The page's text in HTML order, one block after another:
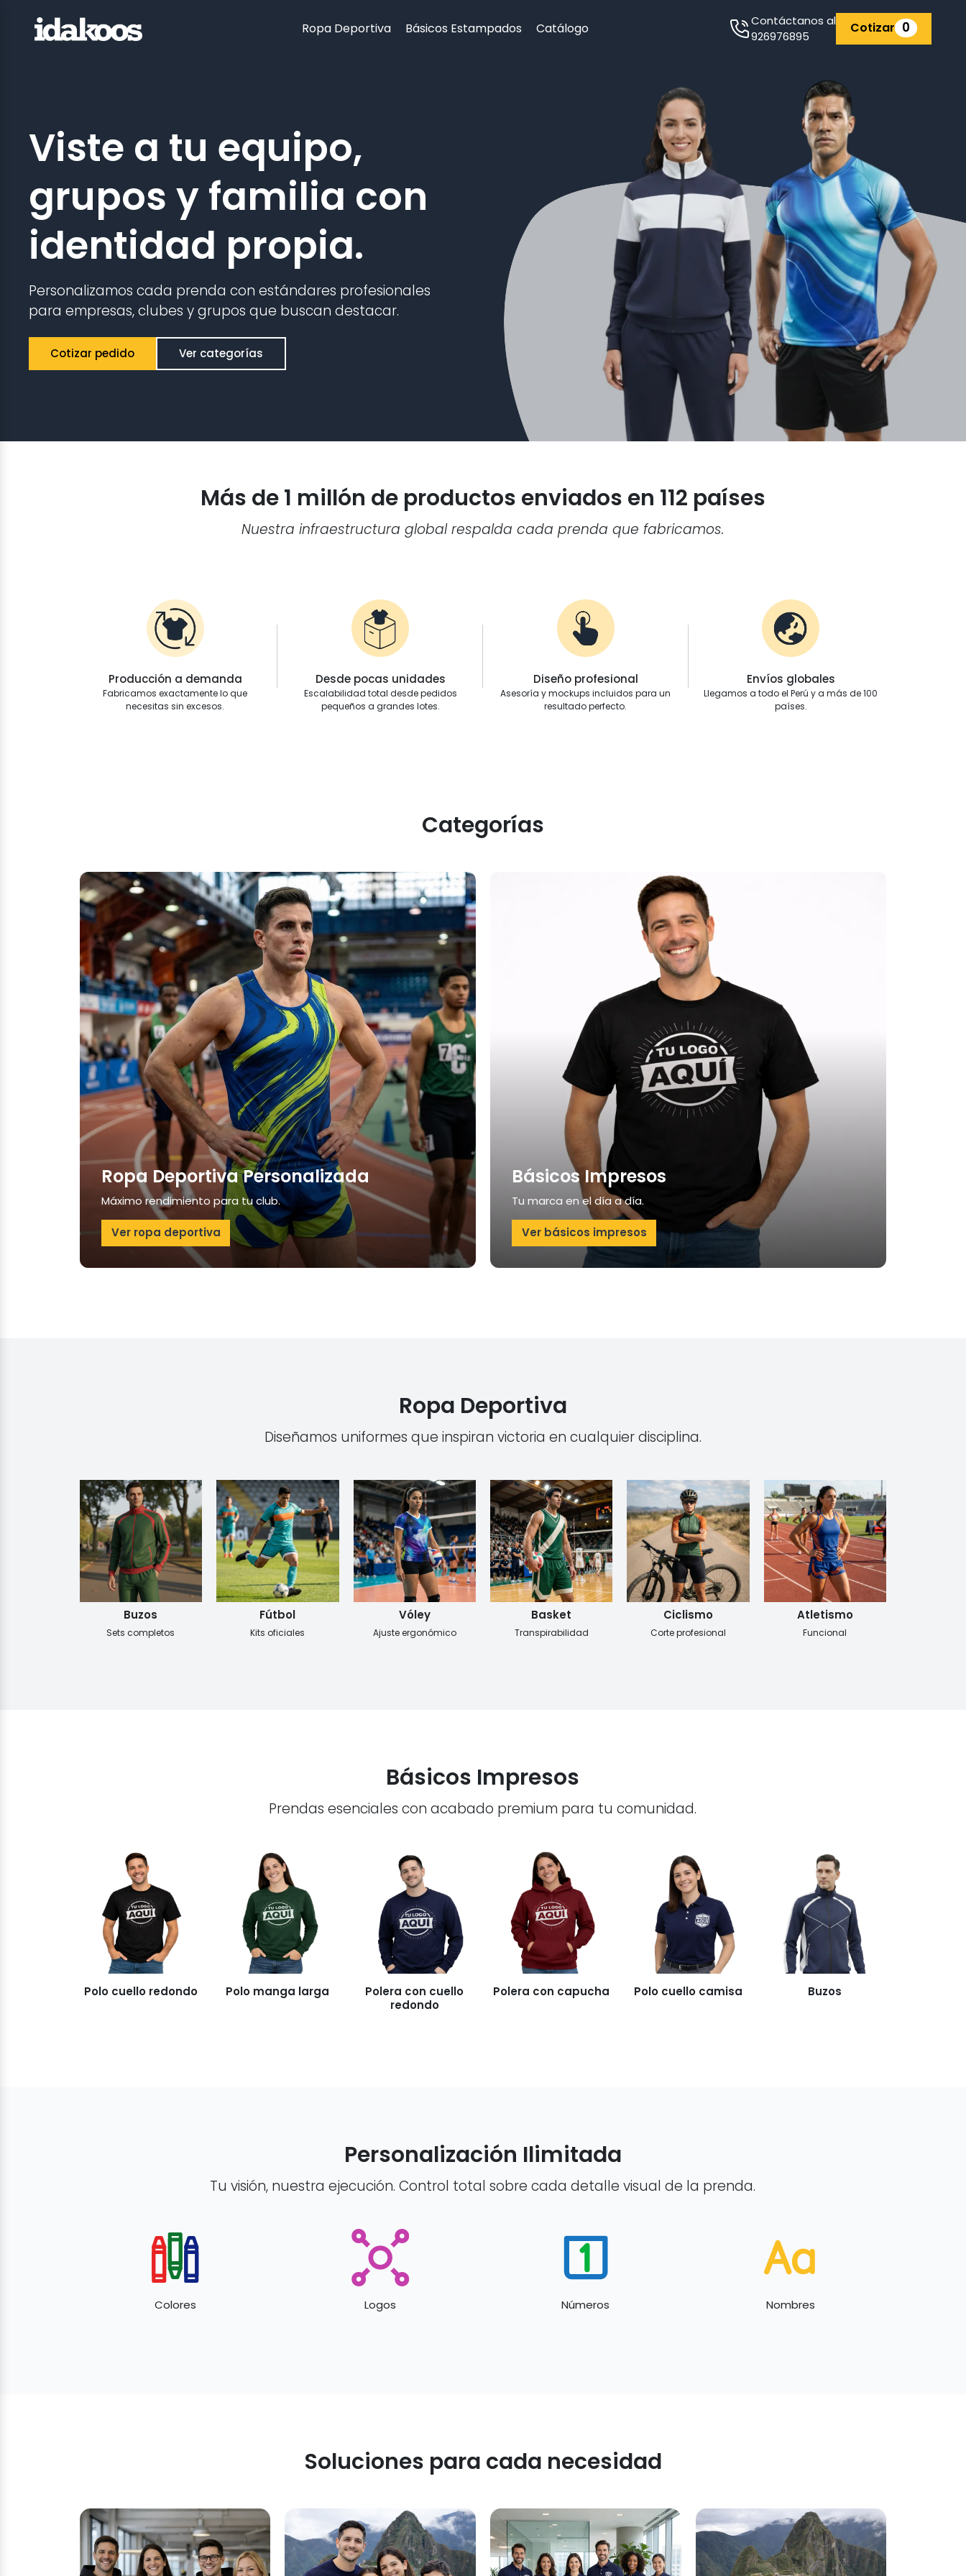
Ropa Deportiva Básicos Estampados Catálogo
Contáctanos al
926976895
Cotizar 0
Viste a tu equipo,
grupos y familia con
identidad propia.
Personalizamos cada prenda con estándares profesionales
para empresas, clubes y grupos que buscan destacar.
Cotizar pedido Ver categorías
Más de 1 millón de productos enviados en 112 países
Nuestra infraestructura global respalda cada prenda que fabricamos.
Producción a demanda
Fabricamos exactamente lo que
necesitas sin excesos.
Desde pocas unidades
Escalabilidad total desde pedidos
pequeños a grandes lotes.
Diseño profesional
Asesoría y mockups incluidos para un
resultado perfecto.
Envíos globales
Llegamos a todo el Perú y a más de 100
países.
Categorías
Ropa Deportiva Personalizada
Máximo rendimiento para tu club.
Ver ropa deportiva
Básicos Impresos
Tu marca en el día a día.
Ver básicos impresos
Ropa Deportiva
Diseñamos uniformes que inspiran victoria en cualquier disciplina.
Buzos
Sets completos
Fútbol
Kits oficiales
Vóley
Ajuste ergonómico
Basket
Transpirabilidad
Ciclismo
Corte profesional
Atletismo
Funcional
Básicos Impresos
Prendas esenciales con acabado premium para tu comunidad.
Polo cuello redondo Polo manga larga
Polera con cuello
redondo
Polera con capucha Polo cuello camisa Buzos
Personalización Ilimitada
Tu visión, nuestra ejecución. Control total sobre cada detalle visual de la prenda.
Colores Logos Números Nombres
Soluciones para cada necesidad